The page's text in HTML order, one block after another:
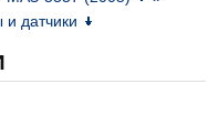
датчики